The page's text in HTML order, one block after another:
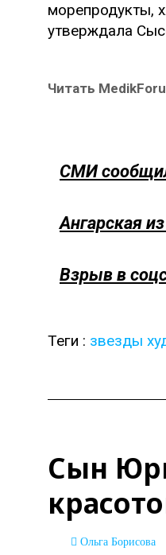
морепродукты,
утверждала
Читать
СМИ
Ангарская
Взрыв в
Теги : звезды
Сын
Ольга Борисова